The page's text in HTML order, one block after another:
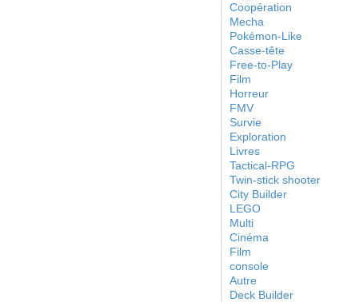
Coopération
Mecha
Pokémon-Like
Casse-tête
Free-to-Play
Film
Horreur
FMV
Survie
Exploration
Livres
Tactical-RPG
Twin-stick shooter
City Builder
LEGO
Multi
Cinéma
Film
console
Autre
Deck Builder